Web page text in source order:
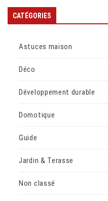
CATÉGORIES
Astuces maison
Déco
Développement durable
Domotique
Guide
Jardin & Terasse
Non classé